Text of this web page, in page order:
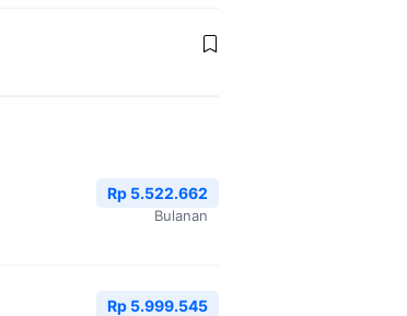
Rp 5.522.662
Bulanan
Rp 5.999.545